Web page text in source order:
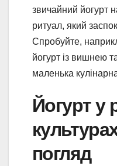
звичайний йогурт
ритуал, який
Спробуйте,
йогурт із вишнею
маленька
Йогурт у
погляд